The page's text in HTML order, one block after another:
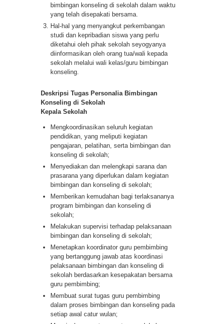
bimbingan konseling di sekolah dalam waktu
yang telah disepakati bersama.
Hal-hal yang menyangkut perkembangan
studi dan kepribadian siswa yang perlu
diketahui oleh pihak sekolah seyogyanya
diinformasikan oleh orang tua/wali kepada
sekolah melalui wali kelas/guru bimbingan
konseling.
Deskripsi Tugas Personalia Bimbingan
Konseling di Sekolah
Kepala Sekolah
Mengkoordinasikan seluruh kegiatan
pendidikan, yang meliputi kegiatan
pengajaran, pelatihan, serta bimbingan dan
konseling di sekolah;
Menyediakan dan melengkapi sarana dan
prasarana yang diperlukan dalam kegiatan
bimbingan dan konseling di sekolah;
Memberikan kemudahan bagi terlaksananya
program bimbingan dan konseling di
sekolah;
Melakukan supervisi terhadap pelaksanaan
bimbingan dan konseling di sekolah;
Menetapkan koordinator guru pembimbing
yang bertanggung jawab atas koordinasi
pelaksanaan bimbingan dan konseling di
sekolah berdasarkan kesepakatan bersama
guru pembimbing;
Membuat surat tugas guru pembimbing
dalam proses bimbingan dan konseling pada
setiap awal catur wulan;